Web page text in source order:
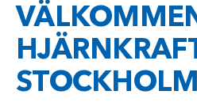
STOCKHOLM